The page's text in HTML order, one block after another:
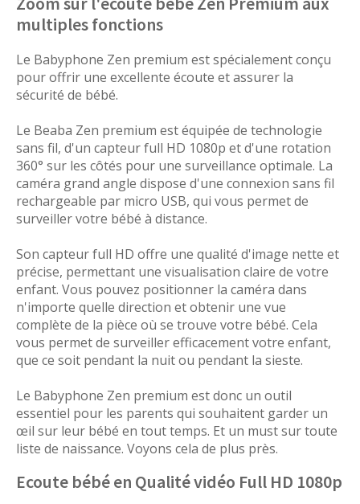
multiples fonctions
Le Babyphone Zen premium est spécialement conçu
pour offrir une excellente écoute et assurer la
sécurité de bébé.
Le Beaba Zen premium est équipée de technologie
sans fil, d'un capteur full HD 1080p et d'une rotation
360° sur les côtés pour une surveillance optimale. La
caméra grand angle dispose d'une connexion sans fil
rechargeable par micro USB, qui vous permet de
surveiller votre bébé à distance.
Son capteur full HD offre une qualité d'image nette et
précise, permettant une visualisation claire de votre
enfant. Vous pouvez positionner la caméra dans
n'importe quelle direction et obtenir une vue
complète de la pièce où se trouve votre bébé. Cela
vous permet de surveiller efficacement votre enfant,
que ce soit pendant la nuit ou pendant la sieste.
Le Babyphone Zen premium est donc un outil
essentiel pour les parents qui souhaitent garder un
œil sur leur bébé en tout temps. Et un must sur toute
liste de naissance. Voyons cela de plus près.
Ecoute bébé en Qualité vidéo Full HD 1080p